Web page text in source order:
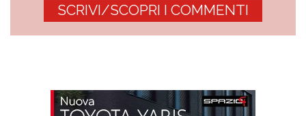
SCRIVI/SCOPRI I COMMENTI